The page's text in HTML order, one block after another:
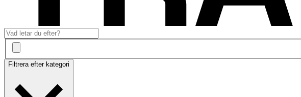
Filtrera efter kategori